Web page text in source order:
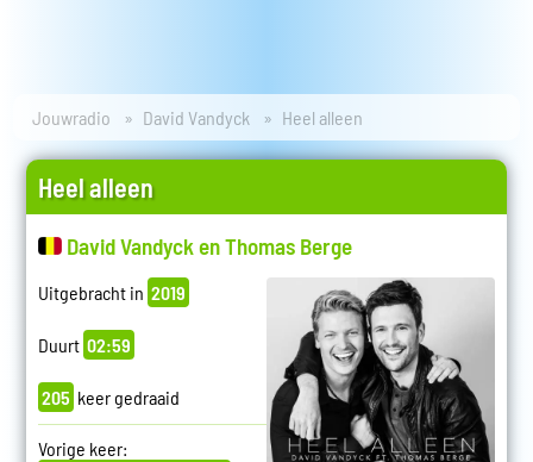
Jouwradio David Vandyck Heel alleen
Heel alleen
David Vandyck en Thomas Berge
Uitgebracht in 2019
Duurt 02:59
205 keer gedraaid
Vorige keer: